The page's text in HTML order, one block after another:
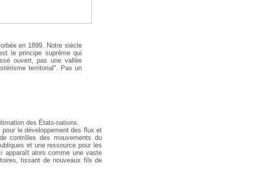
en 1899. Notre siècle
le principe suprême qui
ouvert, pas une vallée
territorial". Pas un
des États-nations.
pour le développement des flux et
contrôles des mouvements du
et une ressource pour les
apparaît alors comme une vaste
tissant de nouveaux fils de